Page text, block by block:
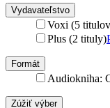
Vydavateľstvo
Voxi (5
Plus (2 tituly)
Formát
Audiokniha:
Zúžiť výber